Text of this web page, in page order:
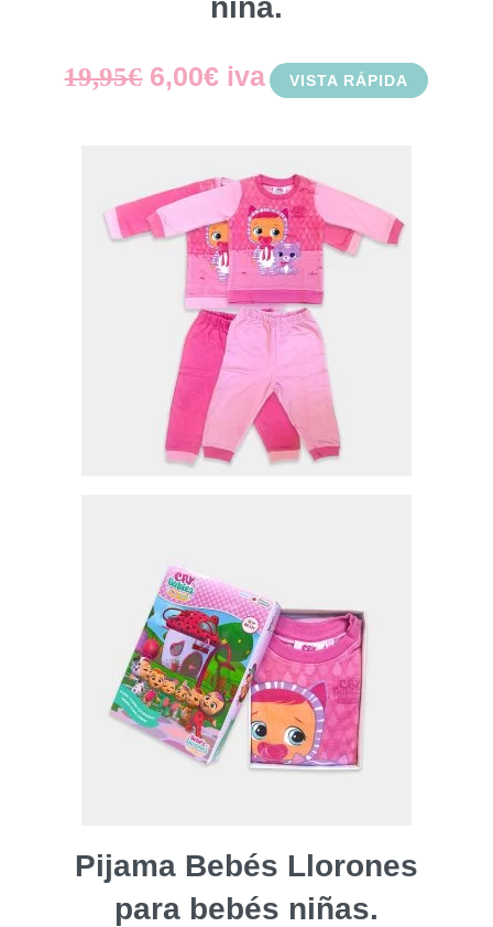
niña.
19,95€ El
era:
19,95€.
6,00€El
actual
es:
6,00€.
iva VISTA RÁPIDA
Pijama Bebés Llorones
para bebés niñas.